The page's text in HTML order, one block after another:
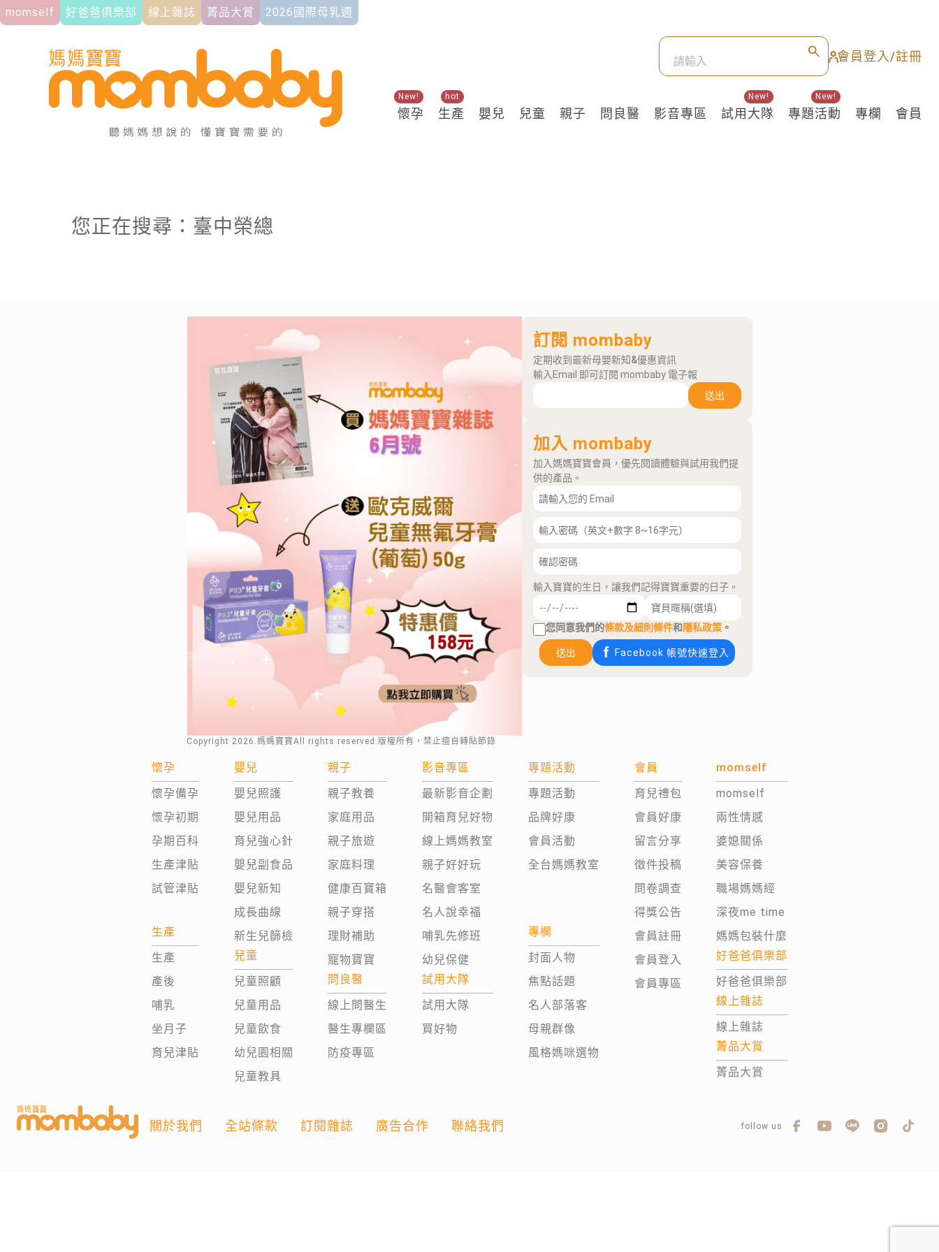
momself 好爸爸俱樂部 線上雜誌 菁品大賞 2026國際母乳週
會員登入/註冊
懷孕
New!
生產
hot
嬰兒 兒童 親子 問良醫 影音專區 試用大隊
New!
專題活動
New!
專欄 會員
關鍵熱搜
您正在搜尋：臺中榮總
Copyright 2026 .媽媽寶寶All rights reserved.版權所有，禁止擅自轉貼節錄
訂閱 mombaby
定期收到最新母嬰新知&優惠資訊
輸入Email 即可訂閱 mombaby 電子報
送出
加入 mombaby
加入媽媽寶寶會員，優先閱讀體驗與試用我們提
供的產品。
輸入寶寶的生日，讓我們記得寶寶重要的日子。
您同意我們的條款及細則條件和隱私政策 。
送出 Facebook 帳號快速登入
懷孕
懷孕備孕
懷孕初期
孕期百科
生產津貼
試管津貼
生產
生產
產後
哺乳
坐月子
育兒津貼
嬰兒
嬰兒照護
嬰兒用品
育兒強心針
嬰兒副食品
嬰兒新知
成長曲線
新生兒篩檢
兒童
兒童照顧
兒童用品
兒童飲食
幼兒園相關
兒童教具
親子
親子教養
家庭用品
親子旅遊
家庭料理
健康百寶箱
親子穿搭
理財補助
寵物寶寶
問良醫
線上問醫生
醫生專欄區
防疫專區
影音專區
最新影音企劃
開箱育兒好物
線上媽媽教室
親子好好玩
名醫會客室
名人說幸福
哺乳先修班
幼兒保健
試用大隊
試用大隊
買好物
專題活動
專題活動
品牌好康
會員活動
全台媽媽教室
專欄
封面人物
焦點話題
名人部落客
母親群像
風格媽咪選物
會員
育兒禮包
會員好康
留言分享
徵件投稿
問卷調查
得獎公告
會員註冊
會員登入
會員專區
momself
momself
兩性情感
婆媳關係
美容保養
職場媽媽經
深夜me time
媽媽包裝什麼
好爸爸俱樂部
好爸爸俱樂部
線上雜誌
線上雜誌
菁品大賞
菁品大賞
關於我們 全站條款 訂閱雜誌 廣告合作 聯絡我們 follow us